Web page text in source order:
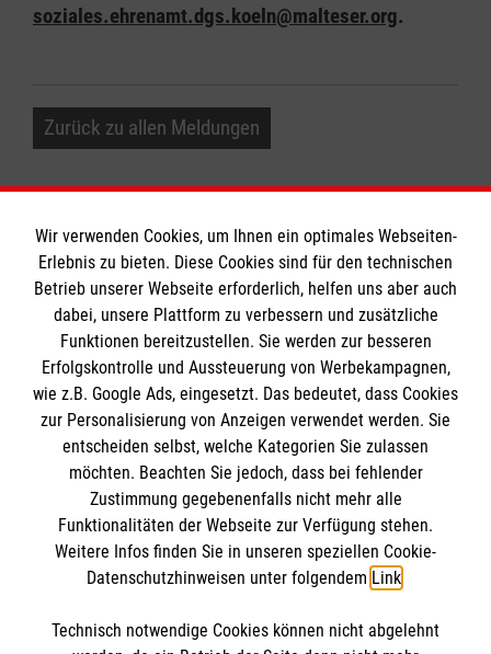
soziales.ehrenamt.dgs.koeln@malteser.org.
Zurück zu allen Meldungen
Informationen
Impressum
Datenschutz
Barrierefreiheit
Kontakt
Wir Malteser
Malteser in Deutschland
Malteserorden
Sharepoint
Stellenangebote
Spendenkonto
Bank: Pax-Bank für Kirche und Caritas eG
Wir verwenden Cookies, um Ihnen ein optimales Webseiten-
Erlebnis zu bieten. Diese Cookies sind für den technischen
Betrieb unserer Webseite erforderlich, helfen uns aber auch
dabei, unsere Plattform zu verbessern und zusätzliche
Funktionen bereitzustellen. Sie werden zur besseren
Erfolgskontrolle und Aussteuerung von Werbekampagnen,
wie z.B. Google Ads, eingesetzt. Das bedeutet, dass Cookies
zur Personalisierung von Anzeigen verwendet werden. Sie
entscheiden selbst, welche Kategorien Sie zulassen
möchten. Beachten Sie jedoch, dass bei fehlender
Zustimmung gegebenenfalls nicht mehr alle
Funktionalitäten der Webseite zur Verfügung stehen.
Weitere Infos finden Sie in unseren speziellen Cookie-
Datenschutzhinweisen unter folgendem Link.
Technisch notwendige Cookies können nicht abgelehnt